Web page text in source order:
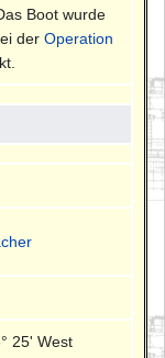
Boot wurde
derOperation
25' West